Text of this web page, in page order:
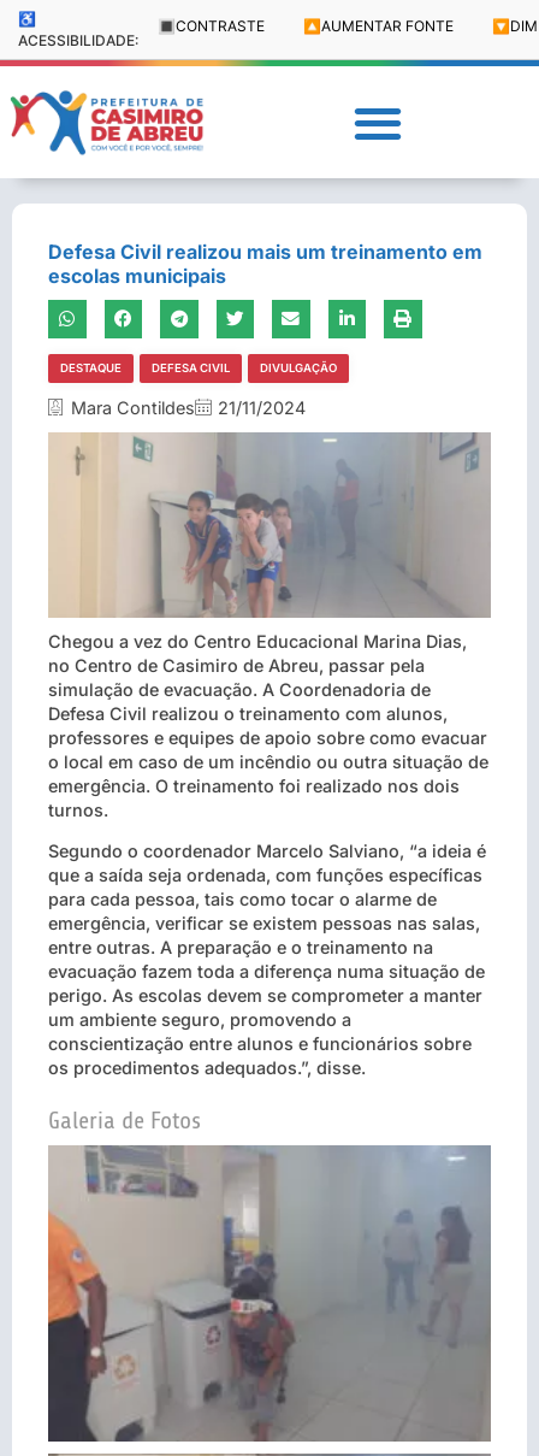
♿
ACESSIBILIDADE:
🔳 CONTRASTE 🔼 AUMENTAR FONTE 🔽
Defesa Civil realizou mais um treinamento em
escolas municipais
DESTAQUE DEFESA CIVIL DIVULGAÇÃO
Mara Contildes 21/11/2024
Chegou a vez do Centro Educacional Marina Dias,
no Centro de Casimiro de Abreu, passar pela
simulação de evacuação. A Coordenadoria de
Defesa Civil realizou o treinamento com alunos,
professores e equipes de apoio sobre como evacuar
o local em caso de um incêndio ou outra situação de
emergência. O treinamento foi realizado nos dois
turnos.
Segundo o coordenador Marcelo Salviano, “a ideia é
que a saída seja ordenada, com funções específicas
para cada pessoa, tais como tocar o alarme de
emergência, verificar se existem pessoas nas salas,
entre outras. A preparação e o treinamento na
evacuação fazem toda a diferença numa situação de
perigo. As escolas devem se comprometer a manter
um ambiente seguro, promovendo a
conscientização entre alunos e funcionários sobre
os procedimentos adequados.”, disse.
Galeria de Fotos